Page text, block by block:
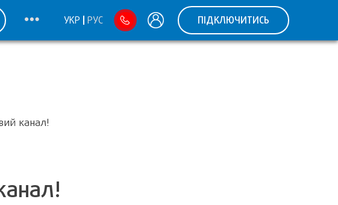
УКР РУС ПІДКЛЮЧИТИСЬ
канал!